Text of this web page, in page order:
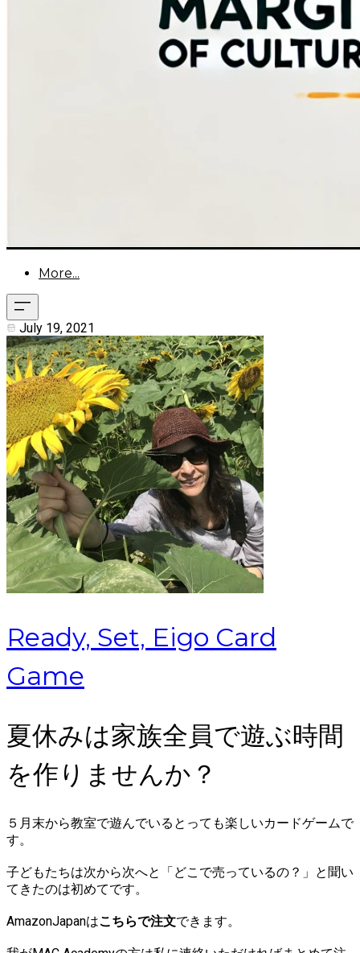
More...
July 19, 2021
Ready, Set, Eigo Card
Game
夏休みは家族全員で遊ぶ時間
を作りませんか？
５月末から教室で遊んでいるとっても楽しいカードゲームで
す。
子どもたちは次から次へと「どこで売っているの？」と聞い
てきたのは初めてです。
AmazonJapanはこちらで注文できます。